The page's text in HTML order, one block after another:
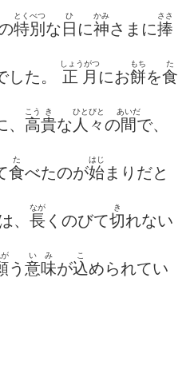
特別
とくべつ
な 日
ひ
に神
かみ
さまに捧
ささ
した。 正月
しょうがつ
にお餅
もち
を食
た
、 高
こう
貴
き
な 人々
ひとびと
の間
あいだ
で、
食
た
べたのが始
はじ
まりだと
、 長
なが
くのびて切
き
れない
う 意味
いみ
が込
こ
められてい